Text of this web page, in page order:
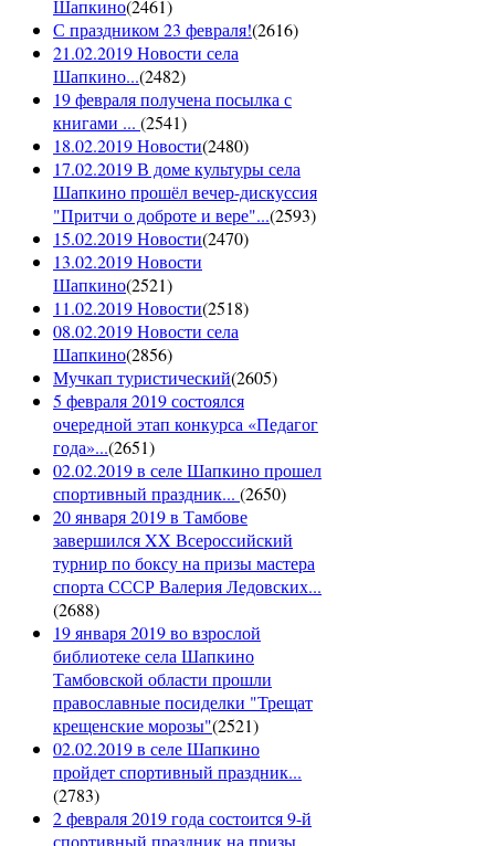
Шапкино(2461)
С праздником 23 февраля!(2616)
21.02.2019 Новости села
Шапкино...(2482)
19 февраля получена посылка с
книгами ... (2541)
18.02.2019 Новости(2480)
17.02.2019 В доме культуры села
Шапкино прошёл вечер-дискуссия
"Притчи о доброте и вере"...(2593)
15.02.2019 Новости(2470)
13.02.2019 Новости
Шапкино(2521)
11.02.2019 Новости(2518)
08.02.2019 Новости села
Шапкино(2856)
Мучкап туристический(2605)
5 февраля 2019 состоялся
очередной этап конкурса «Педагог
года»...(2651)
02.02.2019 в селе Шапкино прошел
спортивный праздник... (2650)
20 января 2019 в Тамбове
завершился XX Всероссийский
турнир по боксу на призы мастера
спорта СССР Валерия Ледовских...
(2688)
19 января 2019 во взрослой
библиотеке села Шапкино
Тамбовской области прошли
православные посиделки "Трещат
крещенские морозы"(2521)
02.02.2019 в селе Шапкино
пройдет спортивный праздник...
(2783)
2 февраля 2019 года состоится 9-й
спортивный праздник на призы